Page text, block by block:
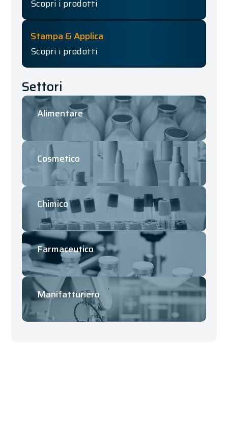
Scopri i prodotti
Stampa & Applica
Scopri i prodotti
Settori
Alimentare
Cosmetico
Chimico
Farmaceutico
Manifatturiero